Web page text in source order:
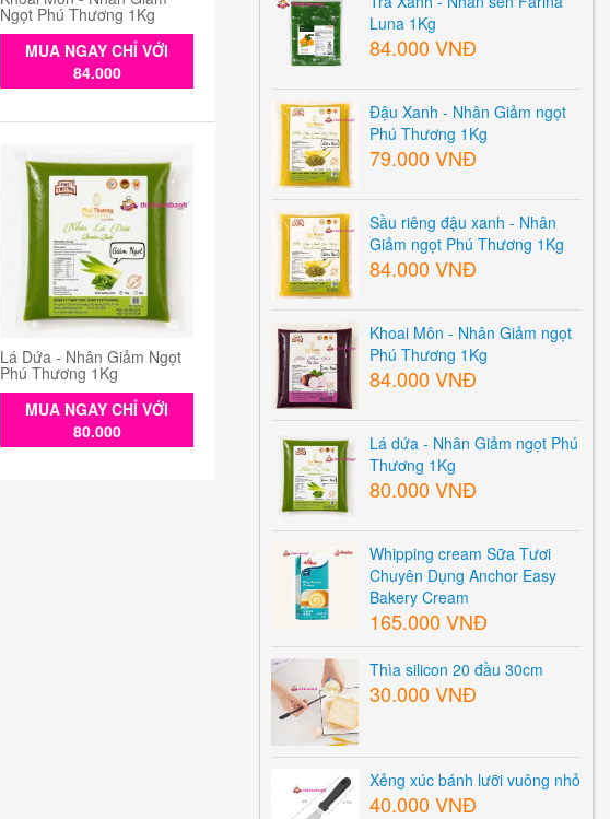
Ngọt Phú Thương 1Kg
MUA NGAY CHỈ VỚI
84.000
Lá Dứa - Nhân Giảm Ngọt
Phú Thương 1Kg
MUA NGAY CHỈ VỚI
80.000
Luna 1Kg
84.000 VNĐ
Đậu Xanh - Nhân Giảm ngọt
Phú Thương 1Kg
79.000 VNĐ
Sầu riêng đậu xanh - Nhân
Giảm ngọt Phú Thương 1Kg
84.000 VNĐ
Khoai Môn - Nhân Giảm ngọt
Phú Thương 1Kg
84.000 VNĐ
Lá dứa - Nhân Giảm ngọt Phú
Thương 1Kg
80.000 VNĐ
Whipping cream Sữa Tươi
Chuyên Dụng Anchor Easy
Bakery Cream
165.000 VNĐ
Thìa silicon 20 đầu 30cm
30.000 VNĐ
Xẻng xúc bánh lưỡi vuông nhỏ
40.000 VNĐ